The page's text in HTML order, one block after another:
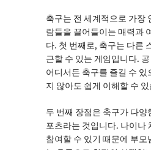
축구는 전 세계적으로 가장
람들을 끌어들이는 매력과
다. 첫 번째로, 축구는 다른
근할 수 있는 게임입니다.
어디서든 축구를 즐길 수
지 않아도 쉽게 이해할 수
두 번째 장점은 축구가 다
포츠라는 것입니다. 나이나
참여할 수 있기 때문에 부